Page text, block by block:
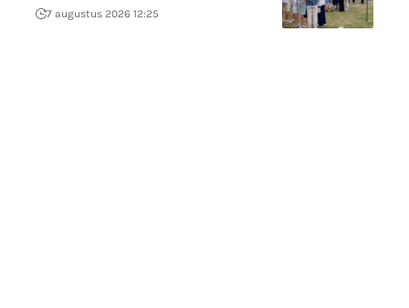
7 augustus 2026 12:25